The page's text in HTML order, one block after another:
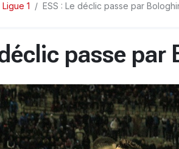
Ligue 1 ESS : Le déclic passe par
passe par